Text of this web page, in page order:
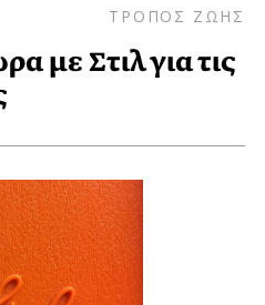
ΤΡΟΠΟΣ ΖΩΗΣ
με Στιλ για τις